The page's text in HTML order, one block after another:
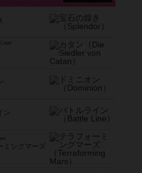
ン
ミングマーズ